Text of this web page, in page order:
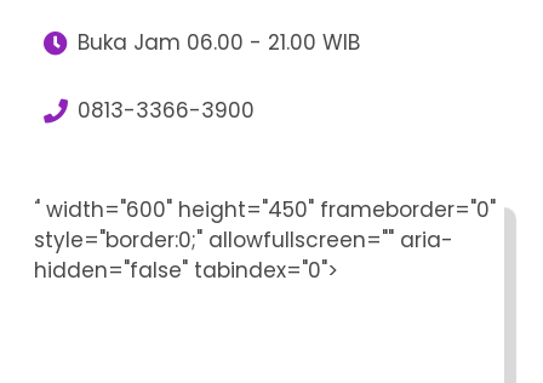
Buka Jam 06.00 - 21.00 WIB
0813-3366-3900
" width="600" height="450" frameborder="0"
style="border:0;" allowfullscreen="" aria-
hidden="false" tabindex="0">